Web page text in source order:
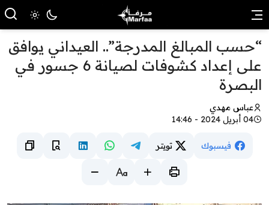
“حسب المبالغ المدرجة”.. العيداني يوافق
على إعداد كشوفات لصيانة 6 جسور في
البصرة
عباس مهدي
04 أبريل 2024 - 14:46
فيسبوك تويتر